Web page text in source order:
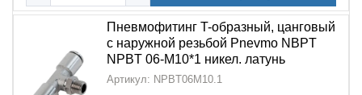
Пневмофитинг T-образный, цанговый
с наружной резьбой Pnevmo NBPT
NPBT 06-M10*1 никел. латунь
Артикул: NPBT06M10.1